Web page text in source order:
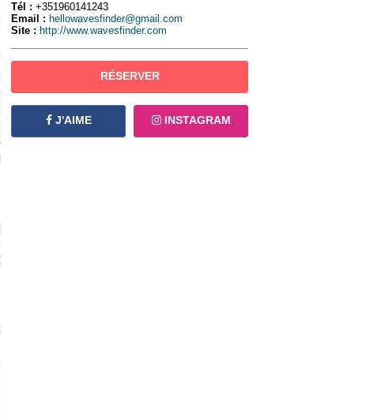
Tél : +351960141243
Email : hellowavesfinder@gmail.com
Site : http://www.wavesfinder.com
RÉSERVER
J'AIME INSTAGRAM